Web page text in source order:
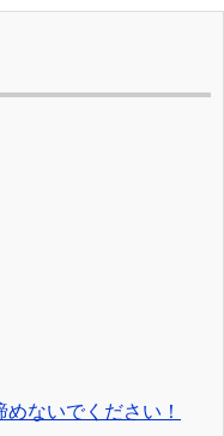
ないでください！